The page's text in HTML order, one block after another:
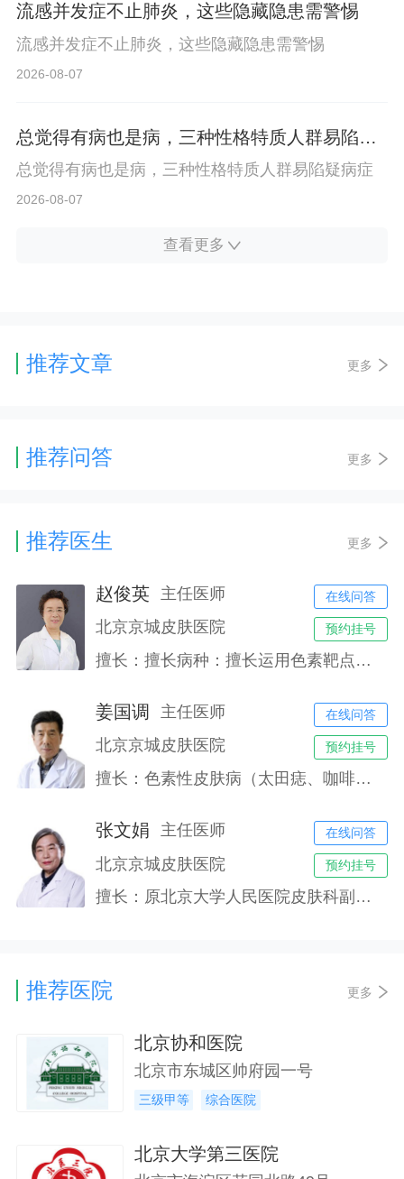
流感并发症不止肺炎，这些隐藏隐患需警惕
流感并发症不止肺炎，这些隐藏隐患需警惕
2026-08-07
总觉得有病也是病，三种性格特质人群易陷疑
病症
总觉得有病也是病，三种性格特质人群易陷疑病症
2026-08-07
查看更多
推荐文章 更多
推荐问答 更多
推荐医生 更多
在线问答
预约挂号
赵俊英
主任医师
北京京城皮肤医院
擅长：擅长病种：擅长运用色素靶点技术，治疗色素类疾病，如黄褐斑、雀斑、腋臭、老年斑、胎记、鲜红斑痣等各类色素色斑色素沉着有显著疗效。中西医联合治疗痤疮（痘痘肌肤、痘坑、痘印）、敏感性肌肤、毛细血管扩张、酒渣鼻、疤痕增生、脱发、湿疹、牛皮癣、白癜风、皮肤真菌感染等。
在线问答
预约挂号
姜国调
主任医师
北京京城皮肤医院
擅长：色素性皮肤病（太田痣、咖啡斑、雀斑黄褐斑等）、血管型皮肤病（鲜红斑痣、血管瘤）、腋臭、过敏性皮肤病（湿疹、皮炎）、银屑病、白癜风等皮肤病的诊治。
在线问答
预约挂号
张文娟
主任医师
北京京城皮肤医院
擅长：原北京大学人民医院皮肤科副主任医师，对过敏性皮肤病、湿疹、皮炎、腋臭、荨麻疹、痤疮、银屑病、手足癣甲癣等常见病明显;对红斑狼疮、扁平苔癣、血管炎、白癜风、斑秃、皮肤瘙痒症、带状疱疹后遗神经痛、顽固性疣等顽疾的治疗;对一些疑难杂症的治疗也有良好的效果。
推荐医院 更多
北京协和医院
北京市东城区帅府园一号
三级甲等 综合医院
北京大学第三医院